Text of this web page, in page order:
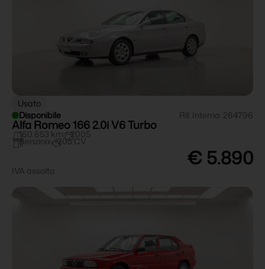
Usato
Disponibile
Rif. Interno: 264796
Alfa Romeo 166 2.0i V6 Turbo
160.653 km 2005
Benzina 205 CV
€ 5.890
IVA assolta